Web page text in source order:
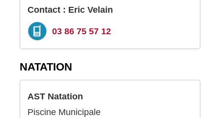
Contact : Eric Velain
03 86 75 57 12
NATATION
AST Natation
Piscine Municipale